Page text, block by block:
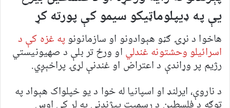
یې په ډیپلوماټیکو سیمو کې پورته کړ
هاخوا د نړۍ ګڼو هېوادونو او سازمانونوپه غزه کې د
اسرائیلو وحشتونه غندلي او ورځ تر بلې د صهیونیستي
رژیم پر وړاندې د اعتراض او غندنې لړۍ پراخېږي.
د ناروې، ایرلنډ او اسپانیا له خوا د یو خپلواک هېواد په